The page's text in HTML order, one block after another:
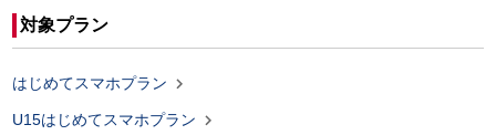
対象プラン
はじめてスマホプラン 
U15はじめてスマホプラン 